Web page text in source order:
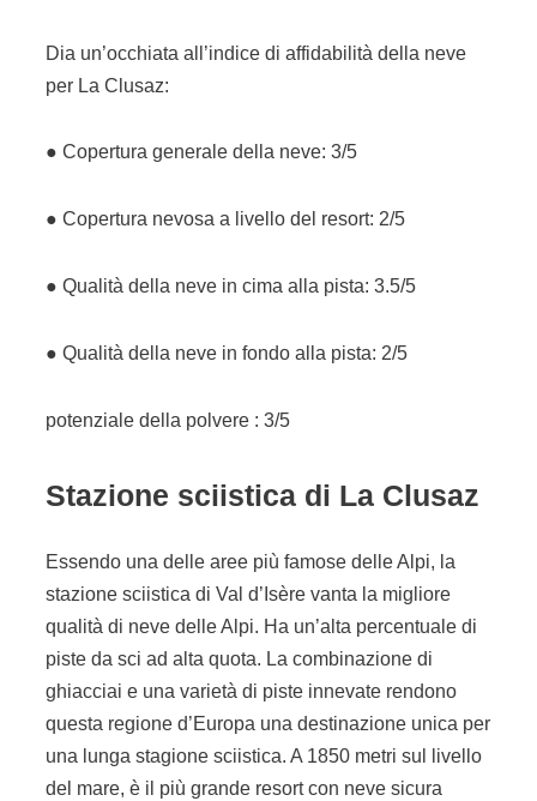
Dia un’occhiata all’indice di affidabilità della neve
per La Clusaz:
● Copertura generale della neve: 3/5
● Copertura nevosa a livello del resort: 2/5
● Qualità della neve in cima alla pista: 3.5/5
● Qualità della neve in fondo alla pista: 2/5
potenziale della polvere : 3/5
Stazione sciistica di La Clusaz
Essendo una delle aree più famose delle Alpi, la
stazione sciistica di Val d’Isère vanta la migliore
qualità di neve delle Alpi. Ha un’alta percentuale di
piste da sci ad alta quota. La combinazione di
ghiacciai e una varietà di piste innevate rendono
questa regione d’Europa una destinazione unica per
una lunga stagione sciistica. A 1850 metri sul livello
del mare, è il più grande resort con neve sicura